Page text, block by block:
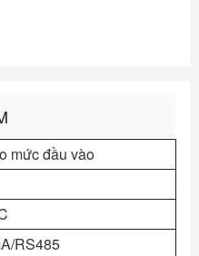
mức đầu vào
RS485